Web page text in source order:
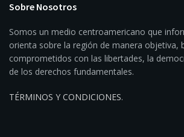
Sobre Nosotros
Somos un medio centroamericano que
orienta sobre la región de manera objetiva,
comprometidos con las libertades, la
de los derechos fundamentales.
TÉRMINOS Y CONDICIONES.